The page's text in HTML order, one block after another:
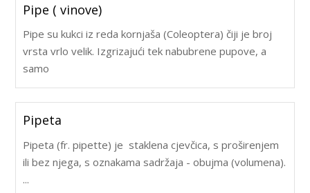
Pipe ( vinove)
Pipe su kukci iz reda kornjaša (Coleoptera) čiji je broj
vrsta vrlo velik. Izgrizajući tek nabubrene pupove, a
samo
Pipeta
Pipeta (fr. pipette) je staklena cjevčica, s proširenjem
ili bez njega, s oznakama sadržaja - obujma (volumena).
...